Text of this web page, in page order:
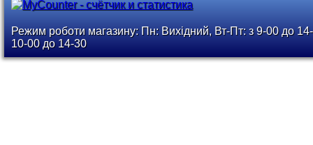
Режим роботи магазину: Пн: Вихідний, Вт-Пт: з 9-00 до
10-00 до 14-30